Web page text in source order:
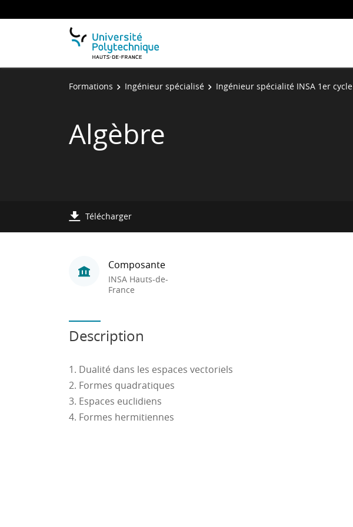
Formations Ingénieur spécialisé Ingénieur spécialité INSA 1er cycle
Algèbre
Télécharger
Composante
INSA Hauts-de-
France
Description
1. Dualité dans les espaces vectoriels
2. Formes quadratiques
3. Espaces euclidiens
4. Formes hermitiennes